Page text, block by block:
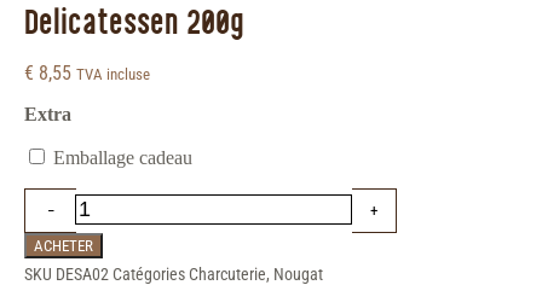
Delicatessen 200g
€ 8,55 TVA incluse
Extra
Emballage cadeau
ACHETER
SKU DESA02 Catégories Charcuterie, Nougat